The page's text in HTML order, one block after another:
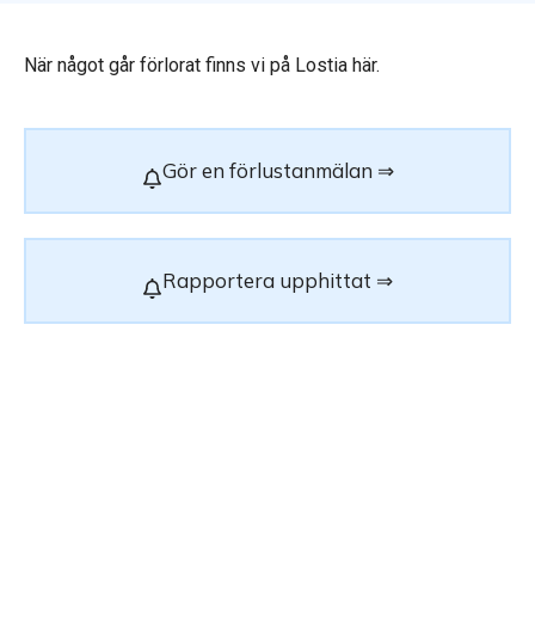
När något går förlorat finns vi på Lostia här.
Gör en förlustanmälan ⇒
Rapportera upphittat ⇒